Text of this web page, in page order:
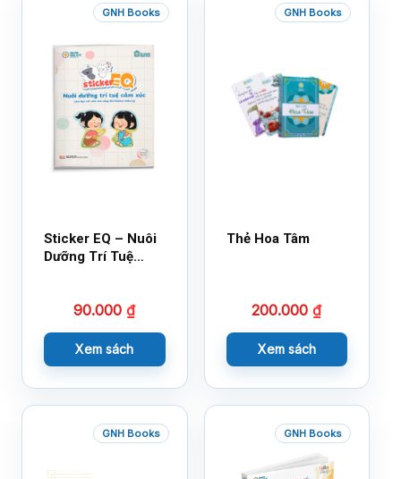
GNH Books
Sticker EQ – Nuôi
Dưỡng Trí Tuệ
Cùng 150 Sticker
90.000₫
Xem sách
GNH Books
Thẻ Hoa Tâm
200.000₫
Xem sách
GNH Books GNH Books